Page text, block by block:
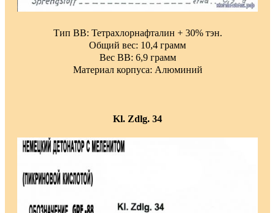
Тип ВВ: Тетрахлорнафталин + 30% тэн.
Общий вес: 10,4 грамм
Вес ВВ: 6,9 грамм
Материал корпуса: Алюминий
Kl. Zdlg. 34